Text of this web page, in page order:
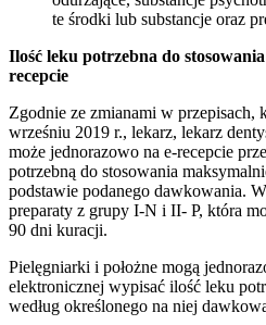
te środki lub substancje oraz
Ilość leku potrzebna do
recepcie
Zgodnie ze zmianami w przepisach,
wrześniu 2019 r., lekarz, lekarz
może jednorazowo na e-recepcie
potrzebną do stosowania
podstawie podanego dawkowania.
preparaty z grupy I-N i II- P, która
90 dni kuracji.
Pielęgniarki i położne mogą
elektronicznej wypisać ilość leku
według określonego na niej